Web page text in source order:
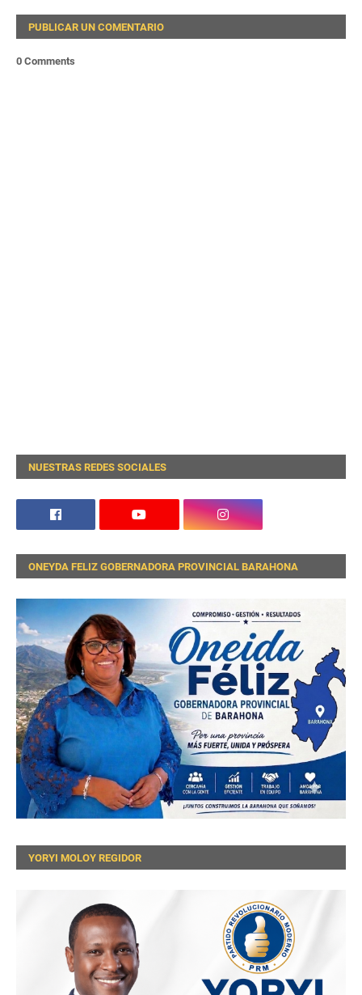
PUBLICAR UN COMENTARIO
0 Comments
NUESTRAS REDES SOCIALES
ONEYDA FELIZ GOBERNADORA PROVINCIAL BARAHONA
YORYI MOLOY REGIDOR